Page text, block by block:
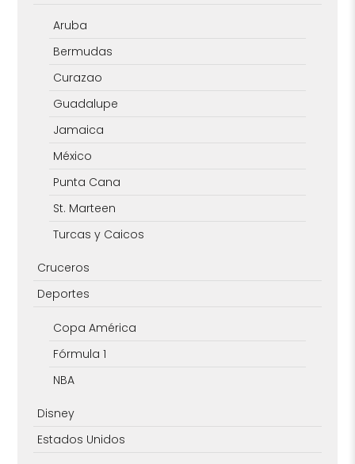
Aruba
Bermudas
Curazao
Guadalupe
Jamaica
México
Punta Cana
St. Marteen
Turcas y Caicos
Cruceros
Deportes
Copa América
Fórmula 1
NBA
Disney
Estados Unidos